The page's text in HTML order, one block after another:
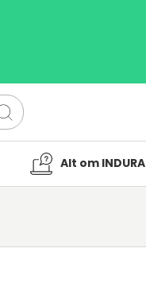
Alt om INDURA